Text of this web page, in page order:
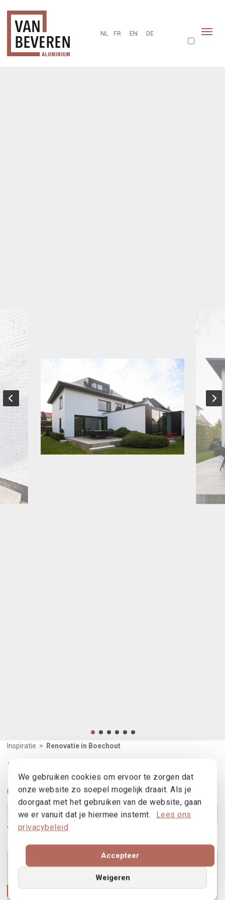
NL FR EN DE
Inspiratie > Renovatie in Boechout
Renovatie in Boechout
Gebruikte producten
B70 - B70TH Bekijk product
Vind een verdeler
3
4
2
2
We gebruiken cookies om ervoor te zorgen dat
onze website zo soepel mogelijk draait. Als je
doorgaat met het gebruiken van de website, gaan
we er vanuit dat je hiermee instemt.
Lees ons
privacybeleid
Accepteer
Weigeren